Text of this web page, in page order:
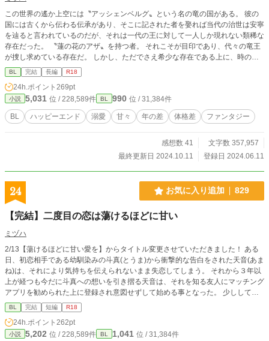
この世界の遙か上空には〝アッシェンベルグ〟という名の竜の国がある。 彼の
国には古くから伝わる伝承があり、そこに記された者を娶れば当代の治世は安寧
を辿ると言われているのだが、それは一代の王に対して一人しか現れない類稀な
存在だった。 〝蓮の花のアザ〟を持つ者。 それこそが目印であり、代々の竜王
が捜し求めている存在だ。 しかし、ただでさえ希少な存在である上に、時の流
れと共に人が増えアザを持つ者を見付ける事も困難になってしまい、以来何千年
と〝蓮の花のアザ〟を持つ者を妃として迎えられた王はいなかった。 それから
時は流れ、アザを持つ者が現れたと知ってから捜し続けていた今代の王・レイフ
ォードは、南の辺境近くにある村で一人の青年、ルカと出会う。 土や泥に塗れ
ながらも美しい容姿をしたルカに一目惚れしたレイフォードは、どうにか近付き
たくて足繁く村へと通いルカの仕事を手伝う事にした。 だがそんな穏やかな時
BL 完結 長編 R18
24h.ポイント 269pt
小説 5,031 位 / 228,589件 BL 990 位 / 31,384件
BL ハッピーエンド 溺愛 甘々 年の差 体格差 ファンタジー
感想数 41
文字数 357,957
最終更新日 2024.10.11
登録日 2024.06.11
24 お気に入り追加 829
【完結】二度目の恋は蕩けるほどに甘い
ミヅハ
2/13【蕩けるほどに甘い愛を】からタイトル変更させていただきました！ ある
日、初恋相手である幼馴染みの斗真(とうま)から衝撃的な告白をされた天音(あま
ね)は、それにより気持ちを伝えられないまま失恋してしまう。 それから３年以
上が経つも今だに斗真への想いを引き摺る天音は、それを知る友人にマッチング
アプリを勧められた上に登録され意図せずして始める事となった。 少しして、
明らかな下心満載のメッセージが届く中で一人だけ丁寧な文を送ってこられてい
る事に気付き、天音は申し訳なさから返事をしてみる事に。 そうしてやり取り
が始まり、穏やかで優しい文面をくれるＲＥＩ(れい)との会話を楽しいと感じ始
めた天音だったが斗真との関係には悩み続けていて⋯。 溺愛気質な年上社会人
BL 完結 短編 R18
24h.ポイント 262pt
小説 5,202 位 / 228,589件 BL 1,041 位 / 31,384件